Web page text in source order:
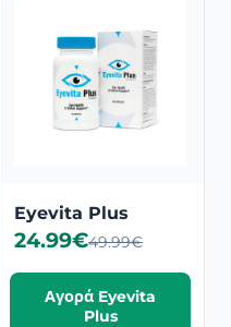
Eyevita Plus
24.99€49.99€
Αγορά Eyevita
Plus